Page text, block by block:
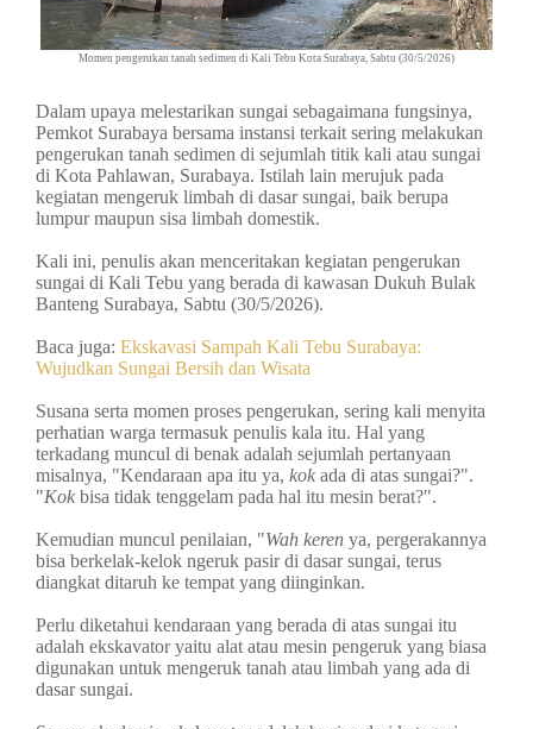
Momen pengerukan tanah sedimen di Kali Tebu Kota Surabaya, Sabtu (30/5/2026)
Dalam upaya melestarikan sungai sebagaimana fungsinya,
Pemkot Surabaya bersama instansi terkait sering melakukan
pengerukan tanah sedimen di sejumlah titik kali atau sungai
di Kota Pahlawan, Surabaya. Istilah lain merujuk pada
kegiatan mengeruk limbah di dasar sungai, baik berupa
lumpur maupun sisa limbah domestik.
Kali ini, penulis akan menceritakan kegiatan pengerukan
sungai di Kali Tebu yang berada di kawasan Dukuh Bulak
Banteng Surabaya, Sabtu (30/5/2026).
Baca juga: Ekskavasi Sampah Kali Tebu Surabaya:
Wujudkan Sungai Bersih dan Wisata
Susana serta momen proses pengerukan, sering kali menyita
perhatian warga termasuk penulis kala itu. Hal yang
terkadang muncul di benak adalah sejumlah pertanyaan
misalnya, "Kendaraan apa itu ya, kok ada di atas sungai?".
"Kok bisa tidak tenggelam pada hal itu mesin berat?".
Kemudian muncul penilaian, "Wah keren ya, pergerakannya
bisa berkelak-kelok ngeruk pasir di dasar sungai, terus
diangkat ditaruh ke tempat yang diinginkan.
Perlu diketahui kendaraan yang berada di atas sungai itu
adalah ekskavator yaitu alat atau mesin pengeruk yang biasa
digunakan untuk mengeruk tanah atau limbah yang ada di
dasar sungai.